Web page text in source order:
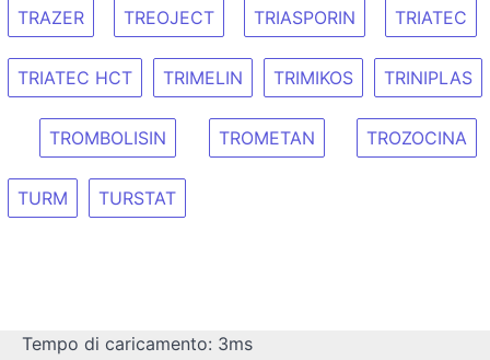
TRAZER TREOJECT TRIASPORIN TRIATEC
TRIATEC HCT TRIMELIN TRIMIKOS TRINIPLAS
TROMBOLISIN TROMETAN TROZOCINA
TURM TURSTAT
Tempo di caricamento: 3ms